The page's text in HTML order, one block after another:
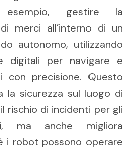
gestire la
merci all’interno di un
autonomo, utilizzando
digitali per navigare e
con precisione. Questo
la sicurezza sul luogo di
rischio di incidenti per gli
ma anche migliora
i robot possono operare